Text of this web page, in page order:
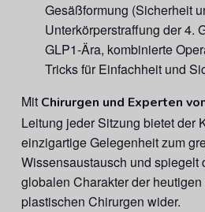
Gesäßformung (Sicherheit
Unterkörperstraffung der 4.
GLP1-Ära, kombinierte
Tricks für Einfachheit und
Mit Chirurgen und Experten
Leitung jeder Sitzung bietet der
einzigartige Gelegenheit zum
Wissensaustausch und spiegelt
globalen Charakter der
plastischen Chirurgen wider.